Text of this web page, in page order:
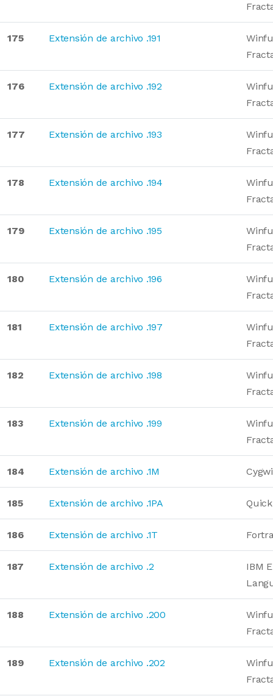
175 Extensión de archivo .191
176 Extensión de archivo .192
177 Extensión de archivo .193
178 Extensión de archivo .194
179 Extensión de archivo .195
180 Extensión de archivo .196
181 Extensión de archivo .197
182 Extensión de archivo .198
183 Extensión de archivo .199
184 Extensión de archivo .1M
185 Extensión de archivo .1PA
186 Extensión de archivo .1T
187 Extensión de archivo .2
IBM
188 Extensión de archivo .200
189 Extensión de archivo .202